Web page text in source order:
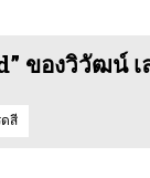
ของวิวัฒน์
สี